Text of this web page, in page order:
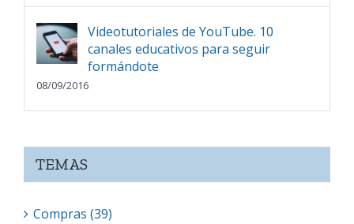
Videotutoriales de YouTube. 10
canales educativos para seguir
formándote
08/09/2016
TEMAS
Compras (39)